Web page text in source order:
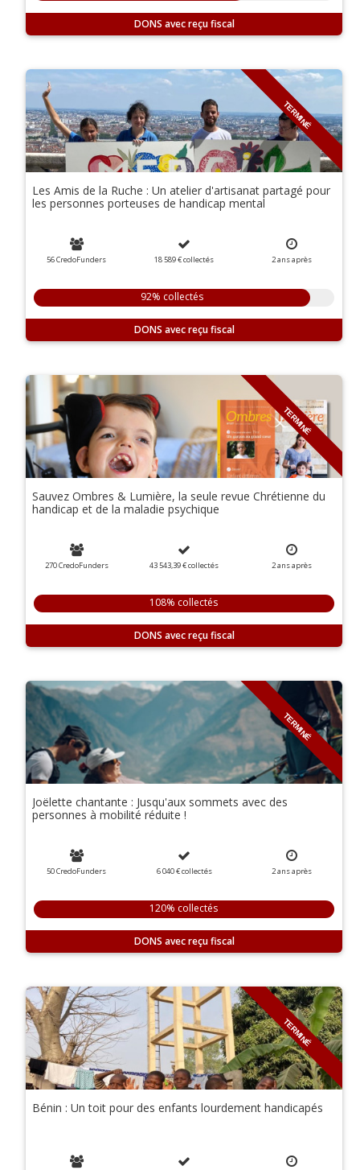
DONS
TERMINÉ
Les Amis de la Ruche : Un atelier d'artisanat partagé pour
les personnes porteuses de handicap mental
56 CredoFunders 18 589 €collectés 2ansaprès
92% collectés
DONS
TERMINÉ
Sauvez Ombres & Lumière, la seule revue Chrétienne du
handicap et de la maladie psychique
270 CredoFunders 43 543,39 €collectés 2ansaprès
108% collectés
DONS
TERMINÉ
Joëlette chantante : Jusqu'aux sommets avec des
personnes à mobilité réduite !
50 CredoFunders 6 040 €collectés 2ansaprès
120% collectés
DONS
TERMINÉ
Bénin : Un toit pour des enfants lourdement handicapés